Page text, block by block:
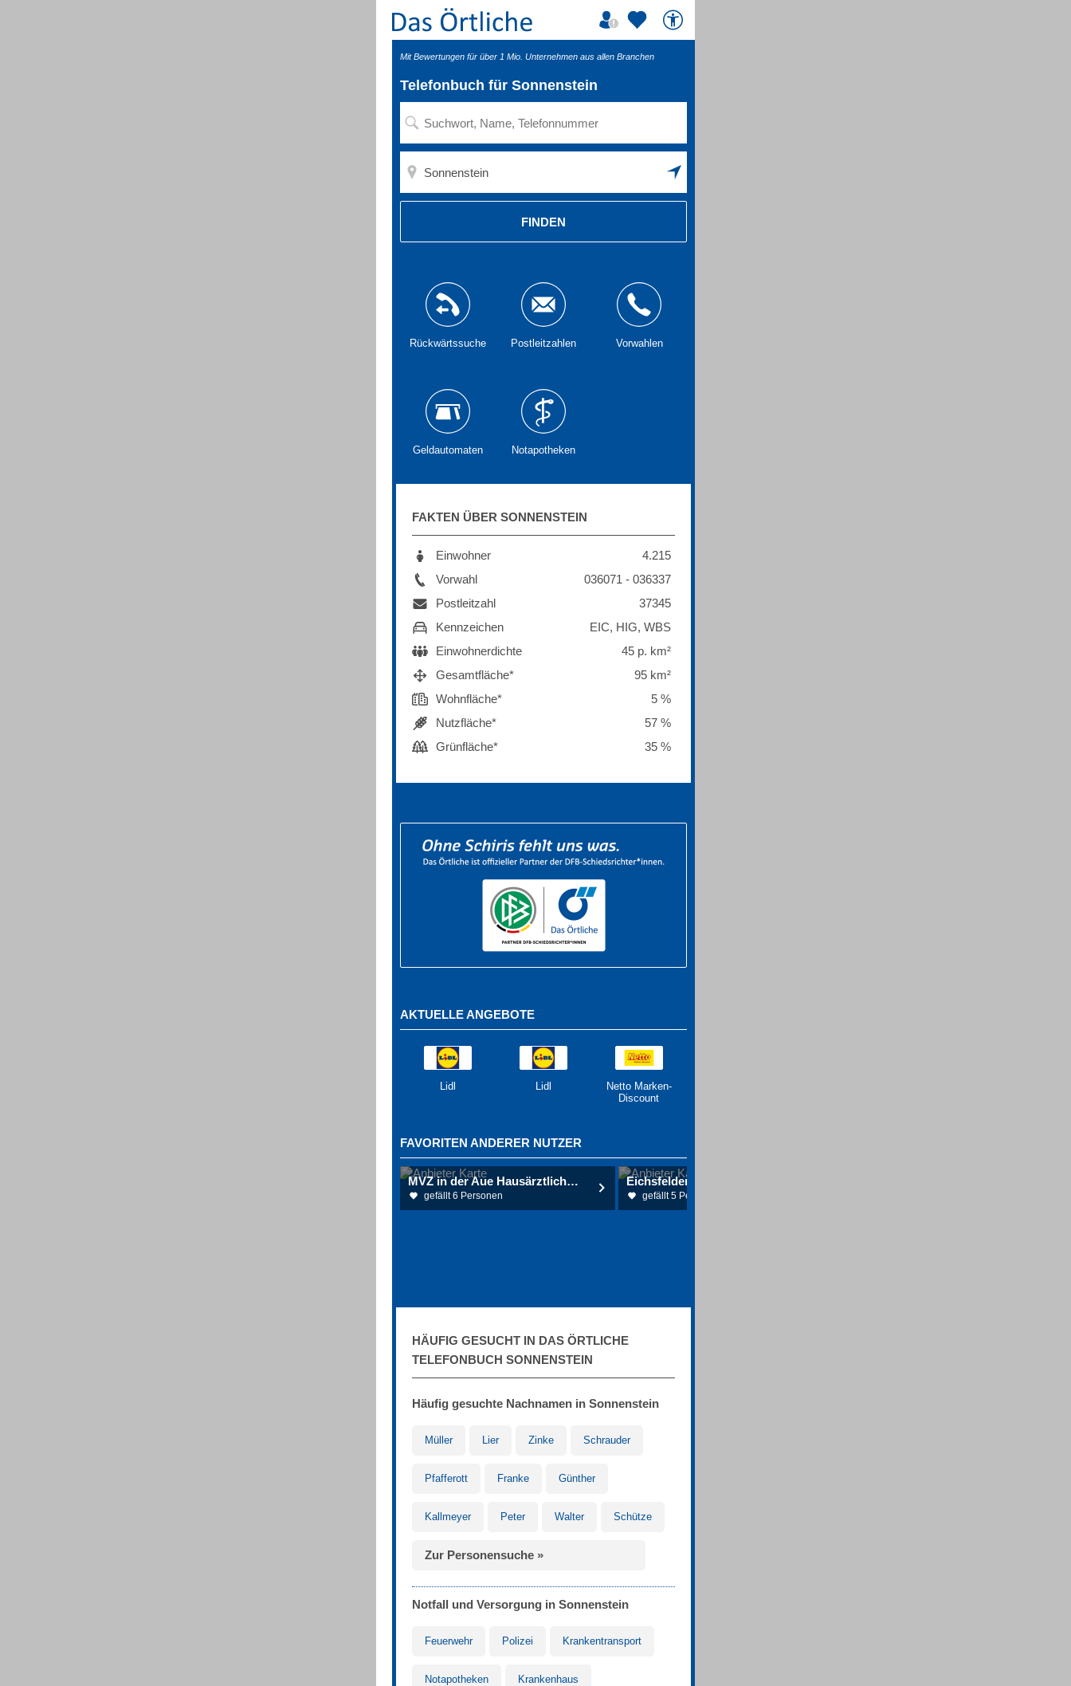
Mit Bewertungen für über 1 Mio. Unternehmen aus allen Branchen
Telefonbuch für Sonnenstein
FINDEN
Rückwärtssuche Postleitzahlen Vorwahlen
Geldautomaten Notapotheken
FAKTEN ÜBER SONNENSTEIN
Einwohner
4.215
Vorwahl
036071 - 036337
Postleitzahl
37345
Kennzeichen
EIC, HIG, WBS
Einwohnerdichte
45 p. km²
Gesamtfläche*
95 km²
Wohnfläche*
5 %
Nutzfläche*
57 %
Grünfläche*
35 %
AKTUELLE ANGEBOTE
Lidl Lidl
Netto Marken-
Discount
FAVORITEN ANDERER NUTZER
MVZ in der Aue Hausärztliche Versorgung & Orthopädie
gefällt 6 Personen
Eichsfelder Saloon
gefällt 5 Personen
HÄUFIG GESUCHT IN DAS ÖRTLICHE
TELEFONBUCH SONNENSTEIN
Häufig gesuchte Nachnamen in Sonnenstein
Müller Lier Zinke Schrauder
Pfafferott Franke Günther
Kallmeyer Peter Walter Schütze
Zur Personensuche »
Notfall und Versorgung in Sonnenstein
Feuerwehr Polizei Krankentransport
Notapotheken Krankenhaus